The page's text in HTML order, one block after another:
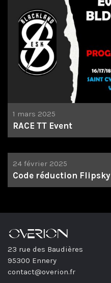
1 mars 2025
RACE TT Event
24 février 2025
Code réduction Flipsky
23 rue des Baudières
95300 Ennery
contact@overion.fr